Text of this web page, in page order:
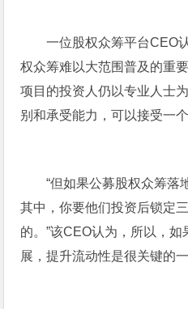
一位股权众筹平台CEO
权众筹难以大范围普及的重
项目的投资人仍以专业人士
别和承受能力，可以接受一
“但如果公募股权众筹落
其中，你要他们投资后锁定
的。”该CEO认为，所以，
展，提升流动性是很关键的一